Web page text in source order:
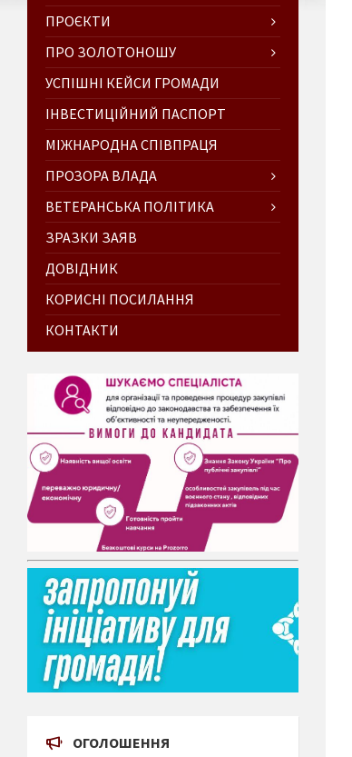
ПРОЄКТИ
ПРО ЗОЛОТОНОШУ
УСПІШНІ КЕЙСИ ГРОМАДИ
ІНВЕСТИЦІЙНИЙ ПАСПОРТ
МІЖНАРОДНА СПІВПРАЦЯ
ПРОЗОРА ВЛАДА
ВЕТЕРАНСЬКА ПОЛІТИКА
ЗРАЗКИ ЗАЯВ
ДОВІДНИК
КОРИСНІ ПОСИЛАННЯ
КОНТАКТИ
ОГОЛОШЕННЯ